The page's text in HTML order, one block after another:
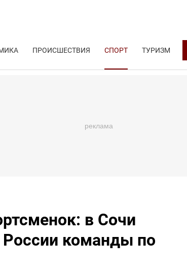
ПРОИСШЕСТВИЯ СПОРТ ТУРИЗМ
в Сочи
команды по